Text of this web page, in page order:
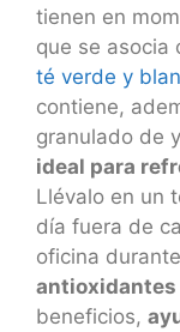
tienen en
que se asocia
té verde y
contiene,
granulado de
ideal para
Llévalo en un
día fuera de
oficina
antioxidantes
beneficios,